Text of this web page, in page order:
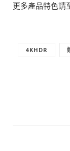
更多產品特色請
4KHDR